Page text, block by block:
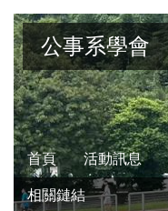
公事系學會
首頁 活動訊息
相關鏈結